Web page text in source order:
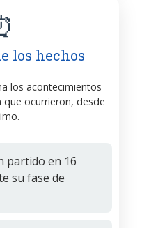
los hechos
los acontecimientos
ocurrieron, desde
partido en 16
su fase de